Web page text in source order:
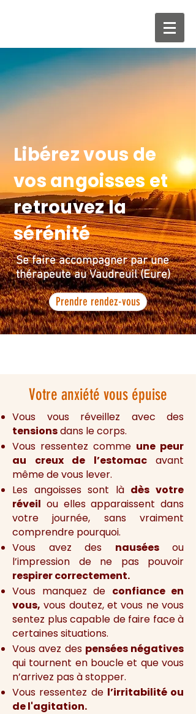
Libérez vous de
vos angoisses et
retrouvez la
sérénité
Se faire accompagner par une
thérapeute au Vaudreuil (Eure)
Prendre rendez-vous
Votre anxiété vous épuise
Vous vous réveillez avec des
tensionsdans le corps.
Vous ressentez comme une peur
au creux de l’estomacavant
même de vous lever.
Les angoisses sont là dès votre
réveil ou elles apparaissent dans
votre journée, sans vraiment
comprendre pourquoi.
Vous avez des nauséesou
l’impression de ne pas pouvoir
respirer correctement.
Vous manquez de confiance en
vous, vous doutez, et vous ne vous
sentez plus capable de faire face à
certaines situations.
Vous avez des pensées négatives
qui tournent en boucle et que vous
n’arrivez pas à stopper.
Vous ressentez de l’irritabilité ou
de l'agitation.